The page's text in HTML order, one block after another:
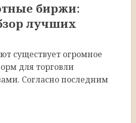
биржи:
лучших
существует огромное
для торговли
Согласно последним